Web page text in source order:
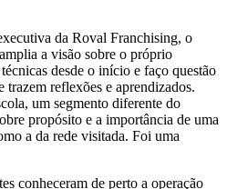
da Roval Franchising, o
a visão sobre o próprio
desde o início e faço questão
trazem reflexões e aprendizados.
um segmento diferente do
propósito e a importância de uma
a da rede visitada. Foi uma
conheceram de perto a operação